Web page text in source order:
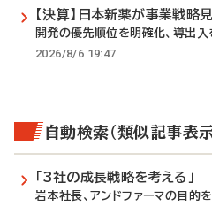
【決算】日本新薬が事業戦略
開発の優先順位を明確化、導出入
2026/8/6 19:47
自動検索（類似記事表示
「3社の成長戦略を考える」
岩本社長、アンドファーマの目的